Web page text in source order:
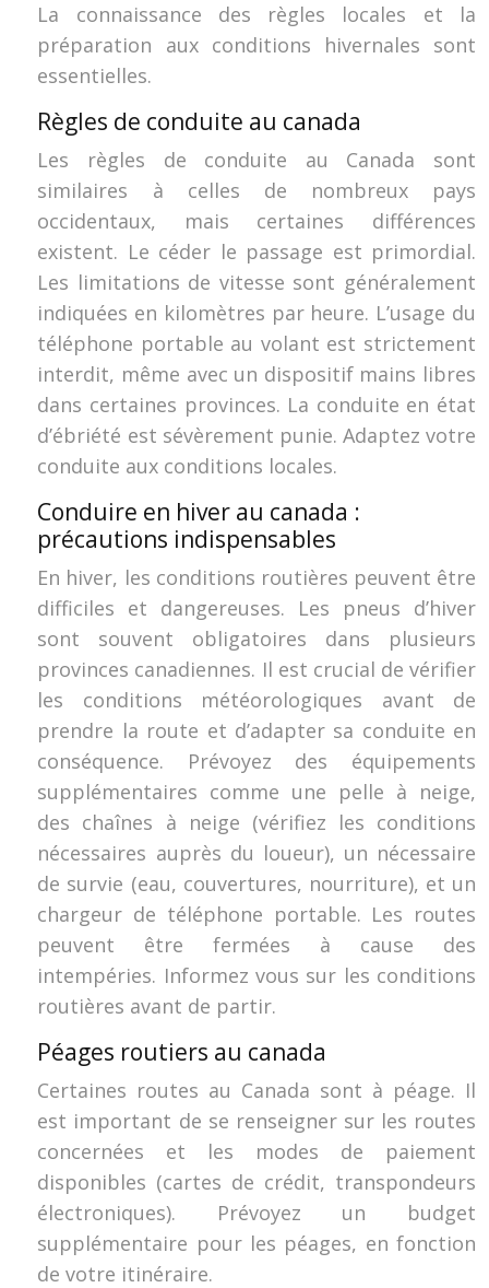
La connaissance des règles locales et la
préparation aux conditions hivernales sont
essentielles.
Règles de conduite au canada
Les règles de conduite au Canada sont
similaires à celles de nombreux pays
occidentaux, mais certaines différences
existent. Le céder le passage est primordial.
Les limitations de vitesse sont généralement
indiquées en kilomètres par heure. L’usage du
téléphone portable au volant est strictement
interdit, même avec un dispositif mains libres
dans certaines provinces. La conduite en état
d’ébriété est sévèrement punie. Adaptez votre
conduite aux conditions locales.
Conduire en hiver au canada :
précautions indispensables
En hiver, les conditions routières peuvent être
difficiles et dangereuses. Les pneus d’hiver
sont souvent obligatoires dans plusieurs
provinces canadiennes. Il est crucial de vérifier
les conditions météorologiques avant de
prendre la route et d’adapter sa conduite en
conséquence. Prévoyez des équipements
supplémentaires comme une pelle à neige,
des chaînes à neige (vérifiez les conditions
nécessaires auprès du loueur), un nécessaire
de survie (eau, couvertures, nourriture), et un
chargeur de téléphone portable. Les routes
peuvent être fermées à cause des
intempéries. Informez vous sur les conditions
routières avant de partir.
Péages routiers au canada
Certaines routes au Canada sont à péage. Il
est important de se renseigner sur les routes
concernées et les modes de paiement
disponibles (cartes de crédit, transpondeurs
électroniques). Prévoyez un budget
supplémentaire pour les péages, en fonction
de votre itinéraire.